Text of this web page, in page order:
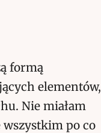
formą
elementów,
Nie miałam
wszystkim po co